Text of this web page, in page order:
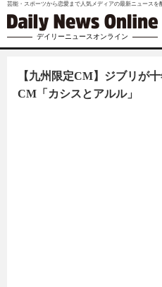
芸能・スポーツから恋愛まで人気メディアの最新ニュースを
デイリーニュースオンライン
【九州限定CM】ジブリが
CM「カシスとアルル」